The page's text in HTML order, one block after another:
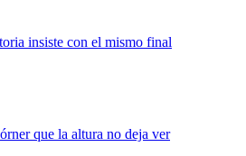
insiste con el mismo final
que la altura no deja ver